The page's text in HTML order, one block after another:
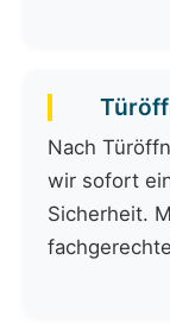
Nach
wir sofort
Sicherheit.